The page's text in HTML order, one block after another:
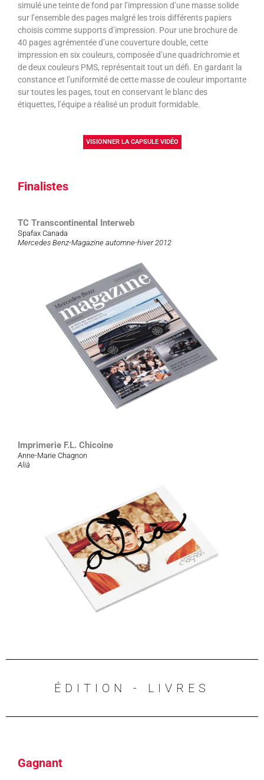
simulé une teinte de fond par l’impression d’une masse solide
sur l’ensemble des pages malgré les trois différents papiers
choisis comme supports d’impression. Pour une brochure de
40 pages agrémentée d’une couverture double, cette
impression en six couleurs, composée d’une quadrichromie et
de deux couleurs PMS, représentait tout un défi. En gardant la
constance et l’uniformité de cette masse de couleur importante
sur toutes les pages, tout en conservant le blanc des
étiquettes, l’équipe a réalisé un produit formidable.
VISIONNER LA CAPSULE VIDÉO
Finalistes
TC Transcontinental Interweb
Spafax Canada
Mercedes Benz-Magazine automne-hiver 2012
Imprimerie F.L. Chicoine
Anne-Marie Chagnon
Alià
ÉDITION - LIVRES
Gagnant